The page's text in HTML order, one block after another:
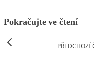
Pokračujte ve čtení
PŘEDCHOZÍ